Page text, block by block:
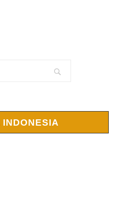
INDONESIA